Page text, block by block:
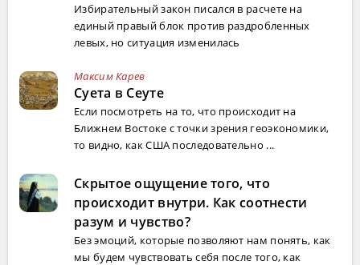
Избирательный закон писался в расчете на
единый правый блок против раздробленных
левых, но ситуация изменилась
Максим Карев
Суета в Сеуте
Если посмотреть на то, что происходит на
Ближнем Востоке с точки зрения геоэкономики,
то видно, как США последовательно ...
Скрытое ощущение того, что
происходит внутри. Как соотнести
разум и чувство?
Без эмоций, которые позволяют нам понять, как
мы будем чувствовать себя после того, как